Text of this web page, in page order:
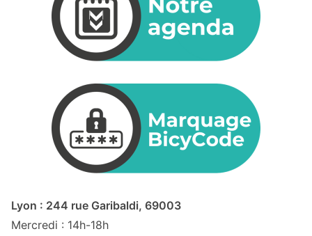
Lyon : 244 rue Garibaldi, 69003
Mercredi : 14h-18h